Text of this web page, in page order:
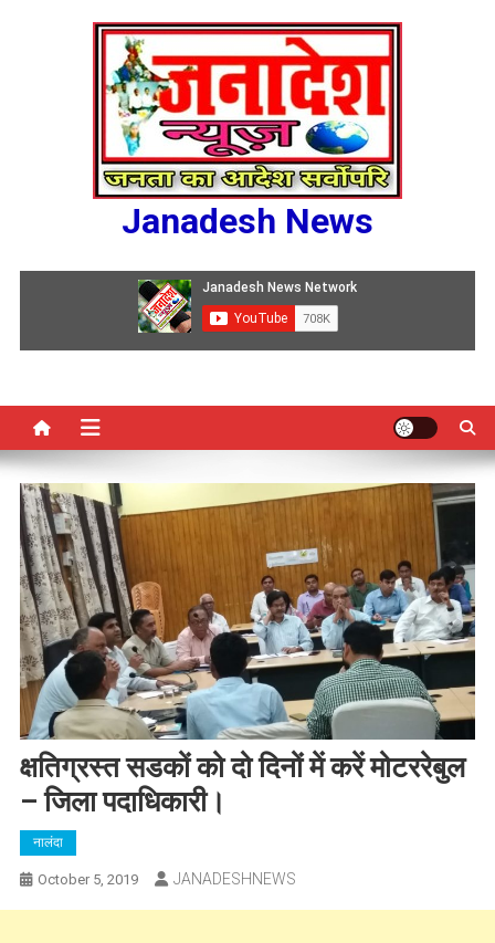
Janadesh News
क्षतिग्रस्त सडकों को दो दिनों में करें मोटररेबुल
– जिला पदाधिकारी।
नालंदा
October 5, 2019 JANADESHNEWS